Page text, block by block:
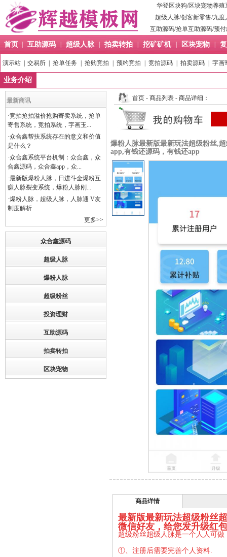
华登区块狗/区块宠物养殖
超级人脉/创客新零售/九度
互助源码/抢单互助源码/预
首页 互助源码 超级人脉 拍卖转拍 挖矿矿机 区块宠物
演示站 交易所 抢单任务 抢购竞拍 预约竞拍 竞拍源码 拍卖源码 字画
业务介绍
最新商讯
·竞拍抢拍溢价抢购寄卖系统，抢单
寄售系统，竞拍系统，字画玉...
·众合鑫帮扶系统存在的意义和价值
是什么？
·众合鑫系统平台机制：众合鑫，众
合鑫源码，众合鑫app，众...
·最新版爆粉人脉，日进斗金爆粉互
赚人脉裂变系统，爆粉人脉刚...
·爆粉人脉，超级人脉，人脉通 V友
制度解析
更多>>
众合鑫源码
超级人脉
爆粉人脉
超级粉丝
投资理财
互助源码
拍卖转拍
区块宠物
首页 - 商品列表 - 商品详细：
爆粉人脉最新版最新玩法超级粉丝,
app,有钱还源码，有钱还app
商品详情
最新版最新玩法超级粉丝
微信好友，给您发升级红
超级粉丝超级人脉是一个人人可
①、注册后需要完善个人资料.